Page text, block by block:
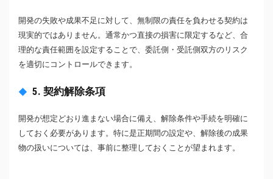
開発の失敗や成果不足に対して、無制限の責任を負わせる契約は
現実的ではありません。通常かつ直接の損害に限定するなど、合
理的な責任範囲を設定することで、委託側・受託側双方のリスク
を適切にコントロールできます。
5. 契約解除条項
開発が想定どおり進まない場合に備え、解除条件や手続を明確に
しておく必要があります。特に是正期間の設定や、解除後の成果
物の扱いについては、事前に整理しておくことが望まれます。